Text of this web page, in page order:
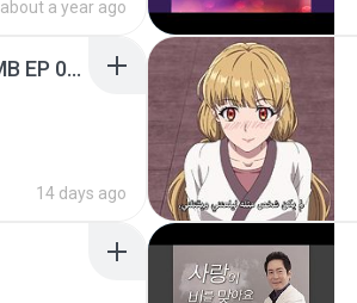
about a year ago
[Witanime.com] RKNGMNNTSRCMB EP 05 HD.mp4
14 days ago